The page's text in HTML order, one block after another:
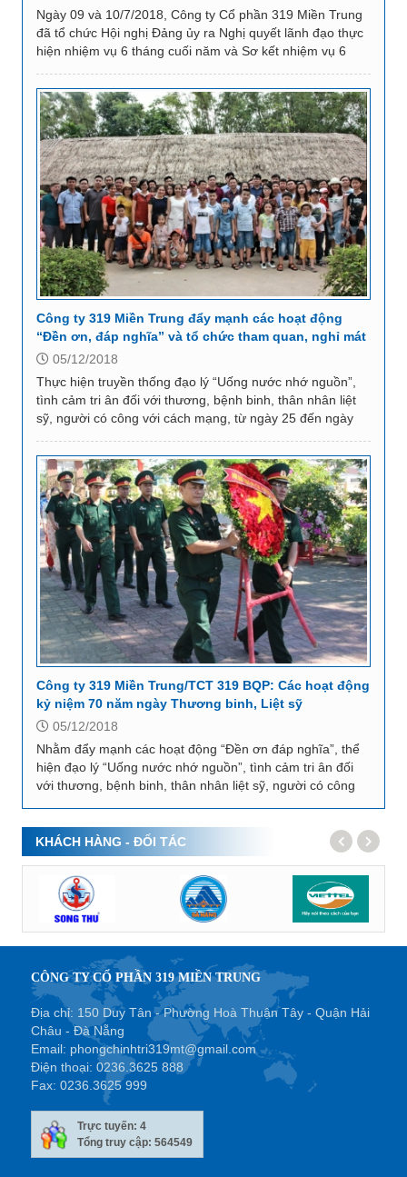
Ngày 09 và 10/7/2018, Công ty Cổ phần 319 Miền Trung
đã tổ chức Hội nghị Đảng ủy ra Nghị quyết lãnh đạo thực
hiện nhiệm vụ 6 tháng cuối năm và Sơ kết nhiệm vụ 6
Công ty 319 Miền Trung đẩy mạnh các hoạt động
“Đền ơn, đáp nghĩa” và tổ chức tham quan, nghỉ mát
cho cán bộ, CNV năm 2018
05/12/2018
Thực hiện truyền thống đạo lý “Uống nước nhớ nguồn”,
tình cảm tri ân đối với thương, bệnh binh, thân nhân liệt
sỹ, người có công với cách mạng, từ ngày 25 đến ngày
Công ty 319 Miền Trung/TCT 319 BQP: Các hoạt động
kỷ niệm 70 năm ngày Thương binh, Liệt sỹ
05/12/2018
Nhằm đẩy mạnh các hoạt động “Đền ơn đáp nghĩa”, thể
hiện đạo lý “Uống nước nhớ nguồn”, tình cảm tri ân đối
với thương, bệnh binh, thân nhân liệt sỹ, người có công
KHÁCH HÀNG - ĐỐI TÁC
CÔNG TY CỔ PHẦN 319 MIỀN TRUNG
Địa chỉ: 150 Duy Tân - Phường Hoà Thuận Tây - Quận Hải
Châu - Đà Nẵng
Email: phongchinhtri319mt@gmail.com
Điện thoại: 0236.3625 888
Fax: 0236.3625 999
Trực tuyến: 4
Tổng truy cập: 564549